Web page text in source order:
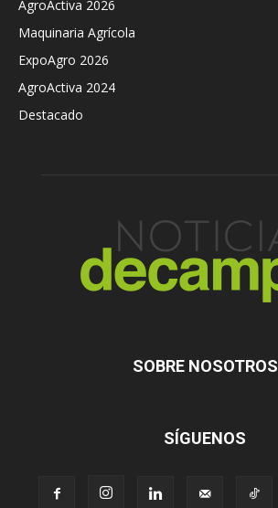
AgroActiva 2026
Maquinaria Agrícola
ExpoAgro 2026
AgroActiva 2024
Destacado
SOBRE NOSOTROS
SÍGUENOS